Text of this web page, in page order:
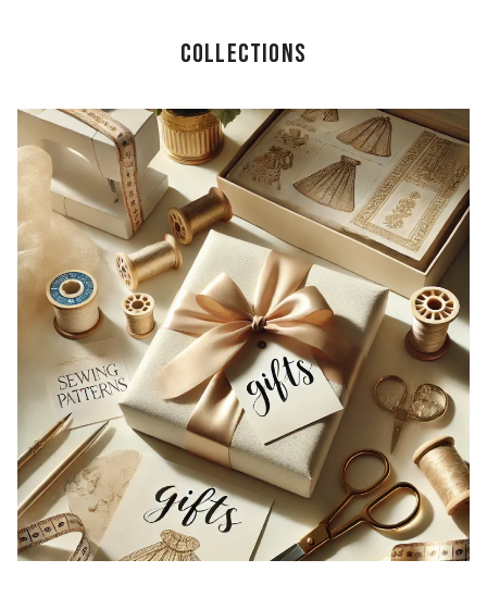
collections